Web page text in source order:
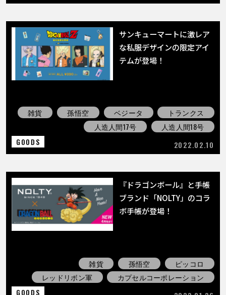
サンキューマートに激レア
な私服デザインの限定アイ
テムが登場！
雑貨 孫悟空 ベジータ
トランクス
人造人間17号
人造人間18号
GOODS
2022.02.10
『ドラゴンボール』と手帳
ブランド「NOLTY」のコラ
ボ手帳が登場！
雑貨 孫悟空
ピッコロ
レッドリボン軍
カプセルコーポレーション
GOODS